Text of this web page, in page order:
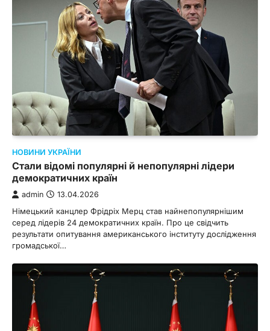
НОВИНИ УКРАЇНИ
Стали відомі популярні й непопулярні лідери
демократичних країн
admin 13.04.2026
Німецький канцлер Фрідріх Мерц став найнепопулярнішим
серед лідерів 24 демократичних країн. Про це свідчить
результати опитування американського інституту дослідження
громадської…